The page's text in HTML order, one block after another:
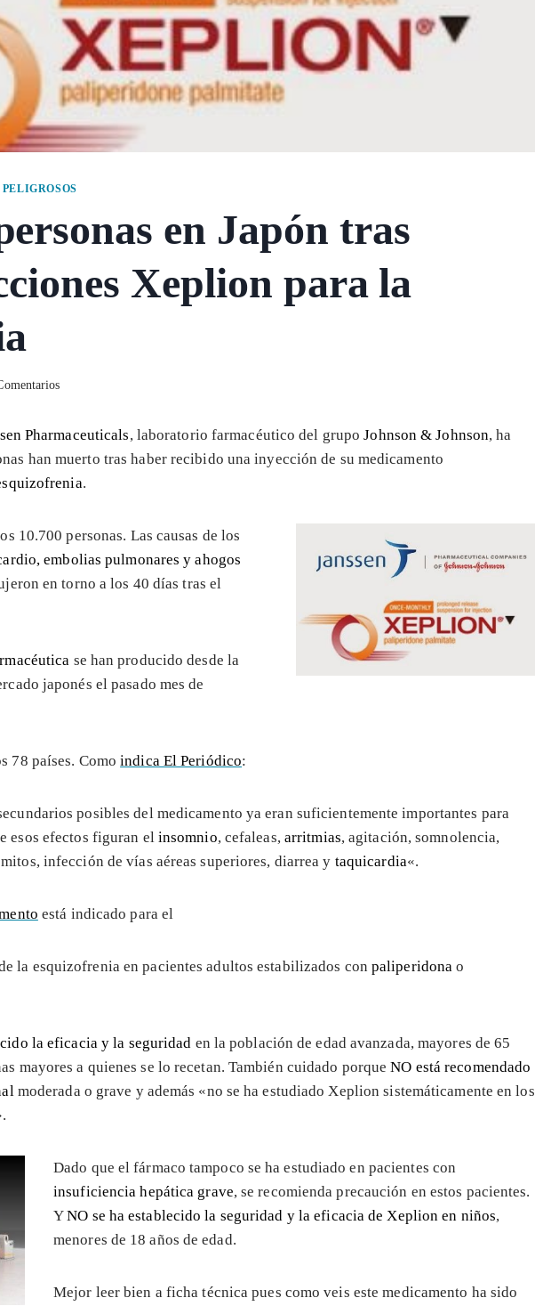
en Japón tras
Xeplion para la
Pharmaceuticals, laboratorio farmacéutico del grupoJohnson & Johnson, ha
han muerto tras haber recibido una inyección de su medicamento
.
10.700 personas. Las causas de los
embolias pulmonares y ahogos
en torno a los 40 días tras el
se han producido desde la
japonés el pasado mes de
78 países. Comoindica El Periódico:
posibles del medicamento ya eran suficientemente importantes para
esos efectos figuran el insomnio, cefaleas, arritmias, agitación, somnolencia,
infección de vías aéreas superiores, diarrea y taquicardia«.
está indicado para el
la esquizofrenia en pacientes adultos estabilizados con paliperidona o
la eficacia y la seguridad en la población de edad avanzada, mayores de 65
mayores a quienes se lo recetan. También cuidado porqueNO está recomendado
moderada o grave y además «no se ha estudiado Xeplion sistemáticamente en los
Dado que el fármaco tampoco se ha estudiado en pacientes con
insuficiencia hepática grave, se recomienda precaución en estos pacientes.
YNO se ha establecido la seguridad y la eficacia de Xeplion en niños,
menores de 18 años de edad.
Mejor leer bien a ficha técnica pues como veis este medicamento ha sido